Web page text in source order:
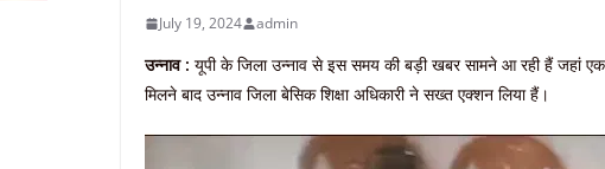
July 19, 2024 admin
उन्नाव : यूपी के जिला उन्नाव से इस समय की बड़ी खबर सामने आ रही हैं जहां एक
मिलने बाद उन्नाव जिला बेसिक शिक्षा अधिकारी ने सख्त एक्शन लिया हैं।